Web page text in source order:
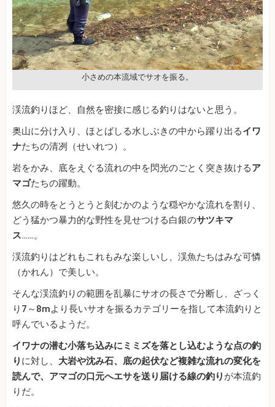
小さめの本流域でサオを振る。
渓流釣りほど、自然を密接に感じる釣りはないと思う。
奥山に分け入り、ほとばしる水しぶきの中から躍り出るイワ
ナたちの清冽（せいれつ）。
岩をかみ、底をえぐる流れの中を閃光のごとく突き抜けるア
マゴたちの躍動。
悠久の時をとうとうと刻むかのような穏やかな流れを割り、
どう猛かつ暴力的な野性を見せつける白銀のサツキマ
ス……。
渓流釣りはどれもこれもみな楽しいし、渓魚たちはみな可憐
（かれん）で美しい。
そんな渓流釣りの範囲を乱暴にサオの長さで分断し、ざっく
り7～8mより長いサオを振るカテゴリーを指して本流釣りと
呼んでいるようだ。
イワナの潜む小落ち込みにミミズを落とし込むような点の釣
り に対し、 大岩や沈み石、底の起伏など複雑な流れの変化を
読んで、アマゴの口元へエサを送り届ける線の釣り が本流釣
りだ。